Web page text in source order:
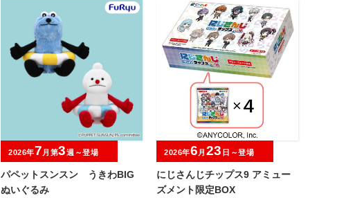
パペットスンスン うきわBIG
ぬいぐるみ
2026年7 月第3週～登場
にじさんじチップス9 アミュー
ズメント限定BOX
2026年6 月 23 日～登場